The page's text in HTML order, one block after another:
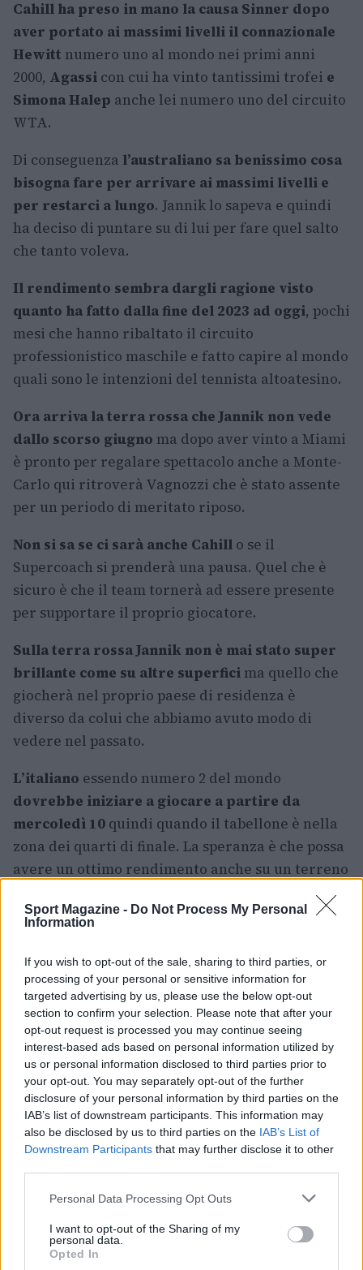
Sport Magazine - Do Not Process My Personal
Information
If you wish to opt-out of the sale, sharing to third parties, or
processing of your personal or sensitive information for
targeted advertising by us, please use the below opt-out
section to confirm your selection. Please note that after your
opt-out request is processed you may continue seeing
interest-based ads based on personal information utilized by
us or personal information disclosed to third parties prior to
your opt-out. You may separately opt-out of the further
disclosure of your personal information by third parties on the
IAB’s list of downstream participants. This information may
also be disclosed by us to third parties on the IAB’s List of
Downstream Participants that may further disclose it to other
Please note that this website/app uses one or more Google
not limited to your visit or usage behaviour. You may click to
grant or deny consent to Google and its third-party tags to
use your data for below specified purposes in below Google
Personal Data Processing Opt Outs
I want to opt-out of the Sharing of my
personal data.
Opted In
Cahill ha preso in mano la causa Sinner dopo
aver portato ai massimi livelli il connazionale
Hewitt numero uno al mondo nei primi anni
2000, Agassi con cui ha vinto tantissimi trofei e
Simona Halep anche lei numero uno del circuito
WTA.
Di conseguenza l’australiano sa benissimo cosa
bisogna fare per arrivare ai massimi livelli e
per restarci a lungo. Jannik lo sapeva e quindi
ha deciso di puntare su di lui per fare quel salto
che tanto voleva.
Il rendimento sembra dargli ragione visto
quanto ha fatto dalla fine del 2023 ad oggi, pochi
mesi che hanno ribaltato il circuito
professionistico maschile e fatto capire al mondo
quali sono le intenzioni del tennista altoatesino.
Ora arriva la terra rossa che Jannik non vede
dallo scorso giugno ma dopo aver vinto a Miami
è pronto per regalare spettacolo anche a Monte-
Carlo qui ritroverà Vagnozzi che è stato assente
per un periodo di meritato riposo.
Non si sa se ci sarà anche Cahill o se il
Supercoach si prenderà una pausa. Quel che è
sicuro è che il team tornerà ad essere presente
per supportare il proprio giocatore.
Sulla terra rossa Jannik non è mai stato super
brillante come su altre superfici ma quello che
giocherà nel proprio paese di residenza è
diverso da colui che abbiamo avuto modo di
vedere nel passato.
L’italiano essendo numero 2 del mondo
dovrebbe iniziare a giocare a partire da
mercoledì 10 quindi quando il tabellone è nella
zona dei quarti di finale. La speranza è che possa
avere un ottimo rendimento anche su un terreno
AUTORE
Filippo Imundi